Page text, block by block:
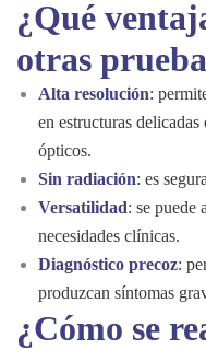
¿Qué
otras
Alta resolución:
en estructuras
ópticos.
Sin radiación: es
Versatilidad: se puede
necesidades clínicas.
Diagnóstico precoz:
produzcan síntomas
¿Cómo se